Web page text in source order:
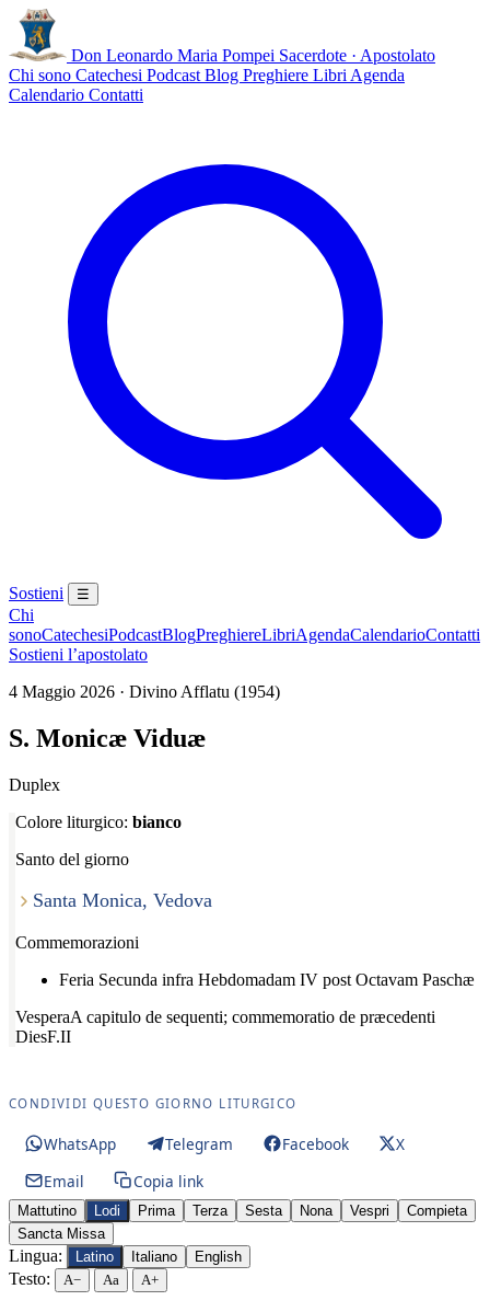
Don Leonardo Maria Pompei Sacerdote · Apostolato
Chi sono Catechesi Podcast Blog Preghiere Libri Agenda
Calendario Contatti
Sostieni ☰
Chi
sonoCatechesiPodcastBlogPreghiereLibriAgendaCalendarioContatti
Sostieni l’apostolato
4 Maggio 2026 · Divino Afflatu (1954)
S. Monicæ Viduæ
Duplex
Colore liturgico: bianco
Santo del giorno
Santa Monica, Vedova
Commemorazioni
Feria Secunda infra Hebdomadam IV post Octavam Paschæ
VesperaA capitulo de sequenti; commemoratio de præcedenti
DiesF.II
CONDIVIDI QUESTO GIORNO LITURGICO
WhatsApp Telegram Facebook
X
Email
Copia link
Mattutino Lodi Prima Terza Sesta Nona Vespri
Compieta
Sancta Missa
Lingua: Latino Italiano English
Testo: A− Aa A+